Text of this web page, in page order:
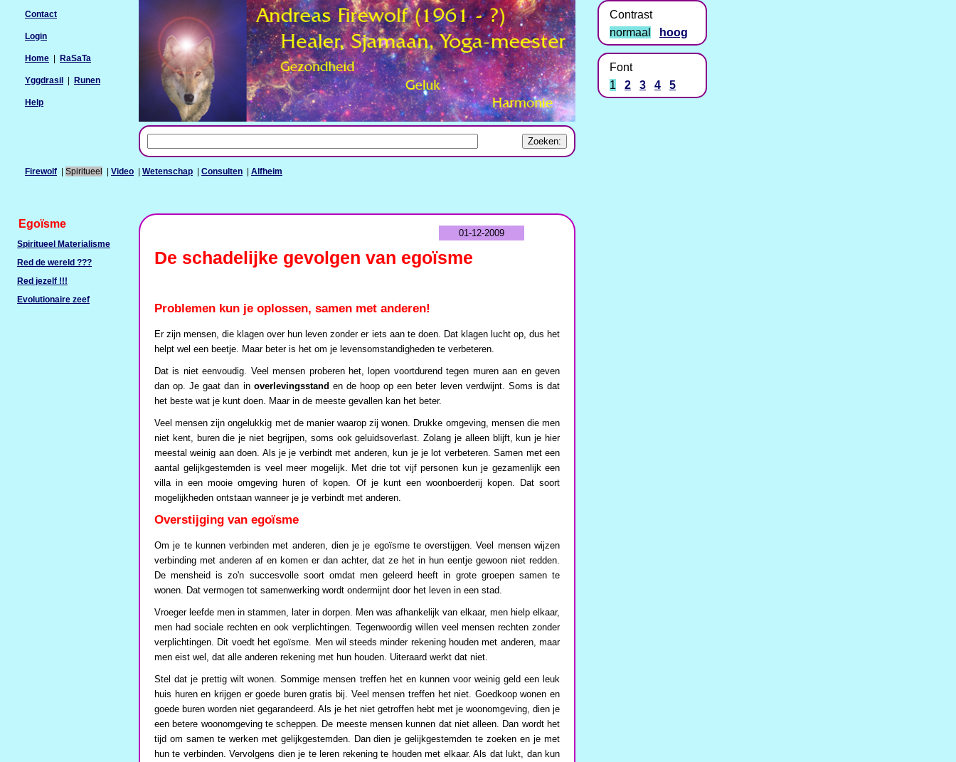
Firewolf | Spiritueel | Video | Wetenschap | Consulten | Alfheim
Contact
Login
Home RaSaTa
Yggdrasil Runen
Help
01-12-2009
De schadelijke gevolgen van egoïsme
Problemen kun je oplossen, samen met anderen!
Er zijn mensen, die klagen over hun leven zonder er iets aan te doen. Dat klagen lucht op, dus het
helpt wel een beetje. Maar beter is het om je levensomstandigheden te verbeteren.
Dat is niet eenvoudig. Veel mensen proberen het, lopen voortdurend tegen muren aan en geven
dan op. Je gaat dan in overlevingsstand en de hoop op een beter leven verdwijnt. Soms is dat
het beste wat je kunt doen. Maar in de meeste gevallen kan het beter.
Veel mensen zijn ongelukkig met de manier waarop zij wonen. Drukke omgeving, mensen die men
niet kent, buren die je niet begrijpen, soms ook geluidsoverlast. Zolang je alleen blijft, kun je hier
meestal weinig aan doen. Als je je verbindt met anderen, kun je je lot verbeteren. Samen met een
aantal gelijkgestemden is veel meer mogelijk. Met drie tot vijf personen kun je gezamenlijk een
villa in een mooie omgeving huren of kopen. Of je kunt een woonboerderij kopen. Dat soort
mogelijkheden ontstaan wanneer je je verbindt met anderen.
Overstijging van egoïsme
Om je te kunnen verbinden met anderen, dien je je egoïsme te overstijgen. Veel mensen wijzen
verbinding met anderen af en komen er dan achter, dat ze het in hun eentje gewoon niet redden.
De mensheid is zo'n succesvolle soort omdat men geleerd heeft in grote groepen samen te
wonen. Dat vermogen tot samenwerking wordt ondermijnt door het leven in een stad.
Vroeger leefde men in stammen, later in dorpen. Men was afhankelijk van elkaar, men hielp elkaar,
men had sociale rechten en ook verplichtingen. Tegenwoordig willen veel mensen rechten zonder
verplichtingen. Dit voedt het egoïsme. Men wil steeds minder rekening houden met anderen, maar
men eist wel, dat alle anderen rekening met hun houden. Uiteraard werkt dat niet.
Stel dat je prettig wilt wonen. Sommige mensen treffen het en kunnen voor weinig geld een leuk
huis huren en krijgen er goede buren gratis bij. Veel mensen treffen het niet. Goedkoop wonen en
goede buren worden niet gegarandeerd. Als je het niet getroffen hebt met je woonomgeving, dien je
een betere woonomgeving te scheppen. De meeste mensen kunnen dat niet alleen. Dan wordt het
tijd om samen te werken met gelijkgestemden. Dan dien je gelijkgestemden te zoeken en je met
hun te verbinden. Vervolgens dien je te leren rekening te houden met elkaar. Als dat lukt, dan kun
Egoïsme
Spiritueel Materialisme
Red de wereld ???
Red jezelf !!!
Evolutionaire zeef
Contrast
normaal
hoog
Font
1
2 3 4 5